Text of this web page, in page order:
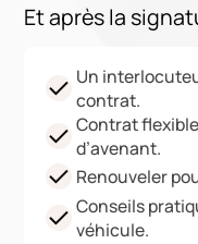
Et après la
Un
contrat.
Contrat
d’avenant.
Renouveler
Conseils
véhicule.